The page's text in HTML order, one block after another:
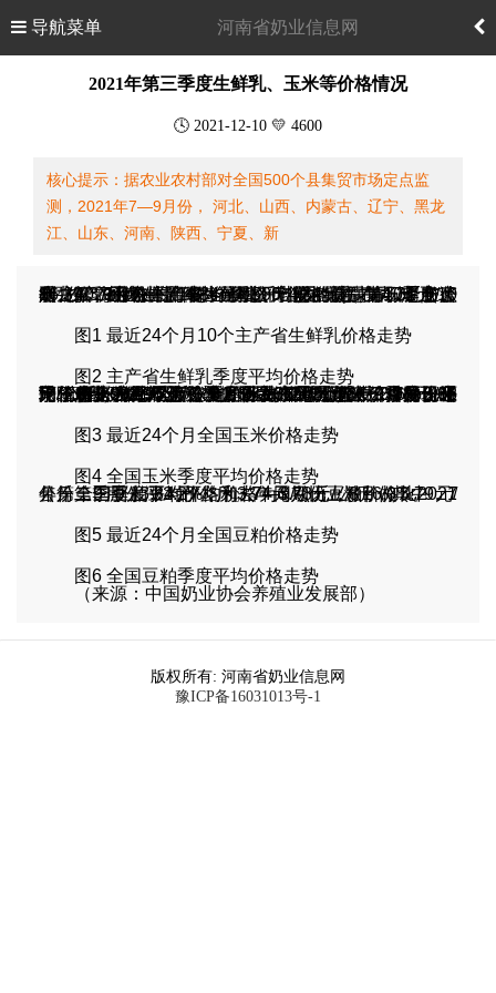
导航菜单 河南省奶业信息网
2021年第三季度生鲜乳、玉米等价格情况
🕓 2021-12-10 💛 4600
核心提示：据农业农村部对全国500个县集贸市场定点监
测，2021年7—9月份， 河北、山西、内蒙古、辽宁、黑龙
江、山东、河南、陕西、宁夏、新
据农业农村部对全国500个县集贸市场定点监测，2021年7—9月份， 河北、山西、内蒙古、辽宁、黑龙江、山东、河南、陕西、宁夏、新疆
等10个主产省生鲜乳平均价格
维持在每公斤4.34元左右。7月份、8月份、9月份主产省生鲜乳平均价格分别为4.31元/公斤、4.37元/公斤、4.34元/公斤。总的看，第三季度10个主产省生鲜乳平均价格比较稳定，同比上涨16.3%，环比上涨1.8%。
图1 最近24个月10个主产省生鲜乳价格走势
图2 主产省生鲜乳季度平均价格走势
农业农村部监测数据显示，2021年第三季度玉米
平均价格为2.95元/公斤，比去年同期增长23.6%，环比下降0.9%。7月份全国玉米平均价格为2.98元/公斤，8月份 2.95元/公斤，9月份2.93元/公斤，呈现略下降态势。今年第三季度，主产区黑龙江、吉林、辽宁三省玉米平均价格为2.65元/公斤，其中，7月份平均价格2.68元/公斤，8月份2.65元/公斤，9月份2.62元/公斤。主销区广东省价格为3.07元/公斤，7月份平均价格3.09元/公斤，8月份3.06元/公斤，9月份3.06元/公斤。第三季度，主产区和主销区玉米价格同比上涨，环比下降。
图3 最近24个月全国玉米价格走势
图4 全国玉米季度平均价格走势
第三季度豆粕平均价格为3.78元/公斤，其中，7月份全国豆粕平均价格为3.74元/公斤，8月份 3.79元/公斤，9月份3.84元/公斤。7—9月份豆粕价格比2021年第二季度上涨2.2%，和去年同期比上涨16.0%。
图5 最近24个月全国豆粕价格走势
图6 全国豆粕季度平均价格走势
（来源：中国奶业协会养殖业发展部）
版权所有: 河南省奶业信息网
豫ICP备16031013号-1